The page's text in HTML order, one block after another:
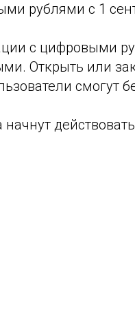
рублями с 1
с цифровыми
Открыть или
смогут
начнут